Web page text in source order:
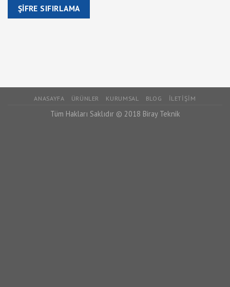
ŞIFRE SIFIRLAMA
ANASAYFA ÜRÜNLER KURUMSAL BLOG İLETIŞIM
Tüm Hakları Saklıdır © 2018 Biray Teknik